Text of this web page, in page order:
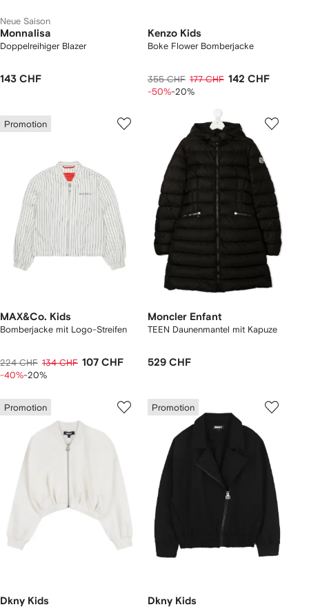
Neue Saison
Monnalisa
Doppelreihiger Blazer
143 CHF
Kenzo Kids
Boke Flower Bomberjacke
355 CHF 177 CHF 142 CHF
-50%-20%
Promotion
MAX&Co. Kids
Bomberjacke mit Logo-Streifen
224 CHF 134 CHF 107 CHF
-40%-20%
Moncler Enfant
TEEN Daunenmantel mit Kapuze
529 CHF
Promotion
Dkny Kids
Promotion
Dkny Kids